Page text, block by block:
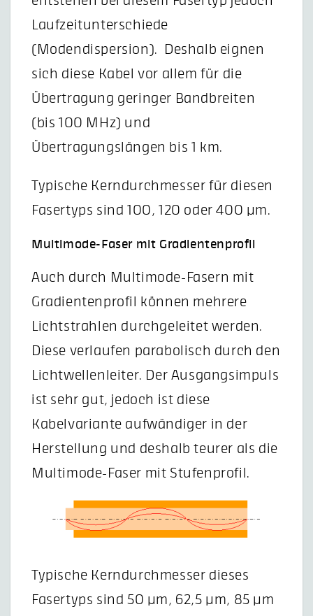
Laufzeitunterschiede
(Modendispersion). Deshalb eignen
sich diese Kabel vor allem für die
Übertragung geringer Bandbreiten
(bis 100 MHz) und
Übertragungslängen bis 1 km.
Typische Kerndurchmesser für diesen
Fasertyps sind 100, 120 oder 400 µm.
Multimode-Faser mit Gradientenprofil
Auch durch Multimode-Fasern mit
Gradientenprofil können mehrere
Lichtstrahlen durchgeleitet werden.
Diese verlaufen parabolisch durch den
Lichtwellenleiter. Der Ausgangsimpuls
ist sehr gut, jedoch ist diese
Kabelvariante aufwändiger in der
Herstellung und deshalb teurer als die
Multimode-Faser mit Stufenprofil.
Typische Kerndurchmesser dieses
Fasertyps sind 50 µm, 62,5 µm, 85 µm